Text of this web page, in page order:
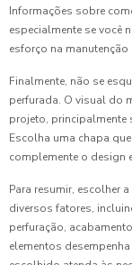
Informações sobre
especialmente se você
esforço na
Finalmente, não se
perfurada. O visual do
projeto, principalmente
Escolha uma chapa
complemente o design
Para resumir, escolher
diversos fatores,
perfuração,
elementos